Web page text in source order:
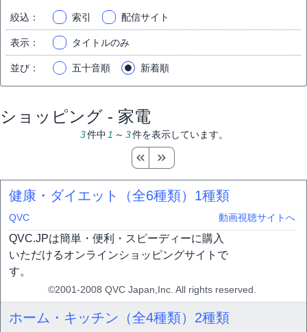
絞込 ： 索引 配信サイト
表示 ： タイトルのみ
並び ： 五十音順 新着順
ショッピング - 家電
3件中 1 ～ 3件を表示しています。
健康・ダイエット（全6種類） 1種類
QVC 動画視聴サイトへ
QVC.JPは簡単・便利・スピーディーに購入
いただけるオンラインショッピングサイトで
す。
©2001-2008 QVC Japan,Inc. All rights reserved.
ホーム・キッチン（全4種類） 2種類